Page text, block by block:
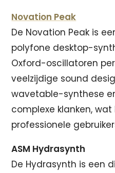
Novation Peak
De Novation Peak is
polyfone desktop-
Oxford-oscillatoren
veelzijdige sound
wavetable-synthese
complexe klanken,
professionele
ASM Hydrasynth
De Hydrasynth is een